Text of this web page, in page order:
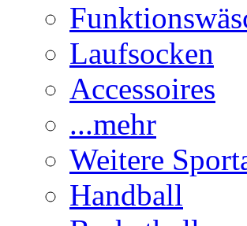
Laufsocken
Accessoires
...mehr
Weitere
Handball